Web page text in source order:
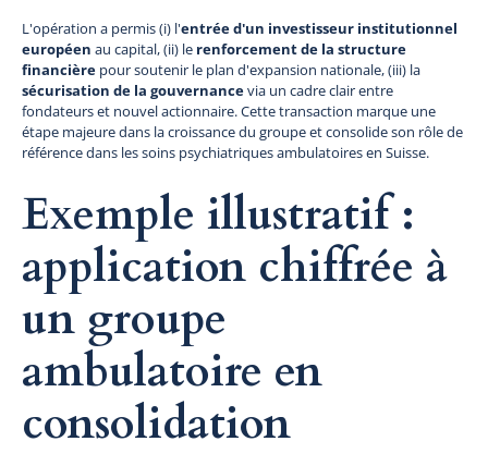
L'opération a permis (i) l'entrée d'un investisseur institutionnel
européen au capital, (ii) le renforcement de la structure
financière pour soutenir le plan d'expansion nationale, (iii) la
sécurisation de la gouvernancevia un cadre clair entre
fondateurs et nouvel actionnaire. Cette transaction marque une
étape majeure dans la croissance du groupe et consolide son rôle de
référence dans les soins psychiatriques ambulatoires en Suisse.
Exemple illustratif :
application chiffrée à
un groupe
ambulatoire en
consolidation